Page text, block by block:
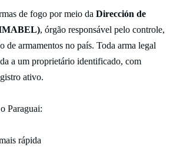
de fogo por meio da Dirección de
, órgão responsável pelo controle,
de armamentos no país. Toda arma legal
a um proprietário identificado, com
ativo.
Paraguai:
rápida